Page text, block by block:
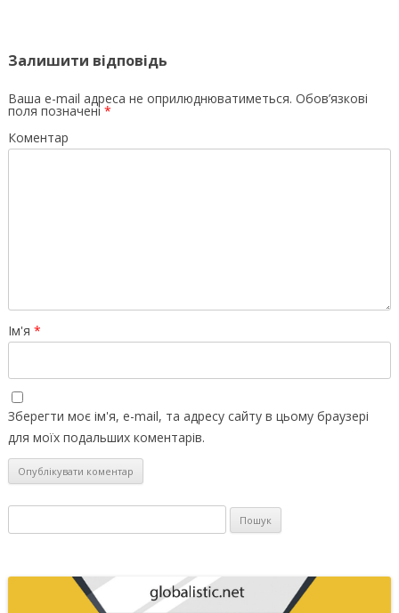
Залишити відповідь
Ваша e-mail адреса не оприлюднюватиметься. Обов’язкові
поля позначені *
Коментар
Ім'я *
Зберегти моє ім'я, e-mail, та адресу сайту в цьому браузері
для моїх подальших коментарів.